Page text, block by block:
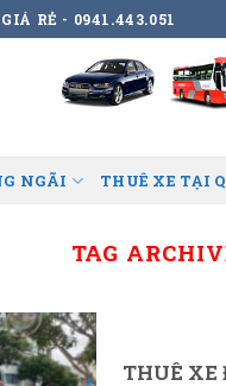
RẺ - 0941.443.051
NGÃI THUÊ XE TẠI
TAG
THUÊ XE